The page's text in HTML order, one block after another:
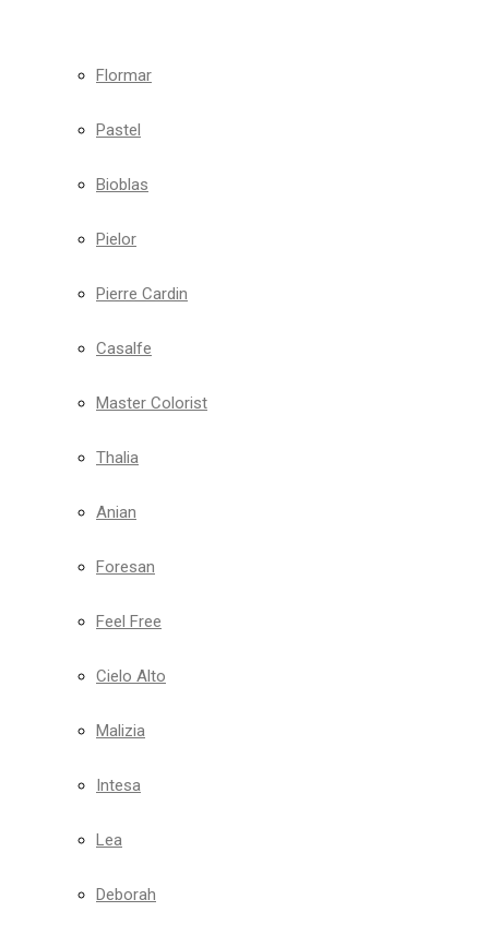
Flormar
Pastel
Bioblas
Pielor
Pierre Cardin
Casalfe
Master Colorist
Thalia
Anian
Foresan
Feel Free
Cielo Alto
Malizia
Intesa
Lea
Deborah